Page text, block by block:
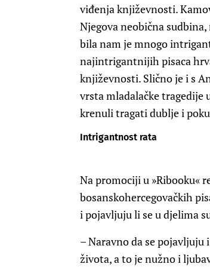
viđenja književnosti.
Njegova neobična
bila nam je mnogo
najintrigantnijih pisaca
književnosti. Slično je i s
vrsta mladalačke tragedije
krenuli tragati dublje i
Intrigantnost rata
Na promociji u »Ribooku«
bosanskohercegovačkih
i pojavljuju li se u djelima
– Naravno da se
života, a to je nužno i